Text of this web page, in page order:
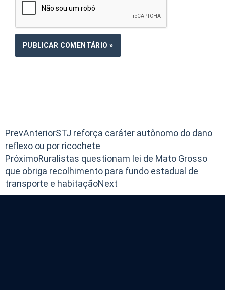
PrevAnteriorSTJ reforça caráter autônomo do dano
reflexo ou por ricochete
PróximoRuralistas questionam lei de Mato Grosso
que obriga recolhimento para fundo estadual de
transporte e habitaçãoNext